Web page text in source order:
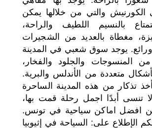
الكورنيش والتي من خلالها يمكن
بالنسيم اللطيف والراحة،
مغطاة بالعديد من الشجيرات
يوجد سوق شعبي في المدينة
المنسوجات والجلود والفخار،
متعددة من الأندلس والبرية.
تذكار من هذه المدينة الساحرة
تنسى أبدًا اجمل رحلة قمت بها،
افضل اماكن سياحية في تونس.
الإطلاع على: السياحة في إثيوبيا